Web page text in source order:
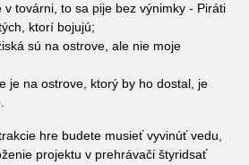
v továrni, to sa pije bez výnimky - Piráti
ktorí bojujú;
sú na ostrove, ale nie moje
je na ostrove, ktorý by ho dostal, je
hre budete musieť vyvinúť vedu,
projektu v prehrávači štyridsať